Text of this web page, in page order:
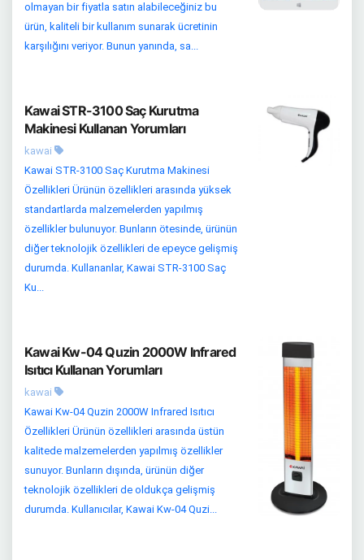
olmayan bir fiyatla satın alabileceğiniz bu
ürün, kaliteli bir kullanım sunarak ücretinin
karşılığını veriyor. Bunun yanında, sa...
Kawai STR-3100 Saç Kurutma
Makinesi Kullanan Yorumları
kawai
Kawai STR-3100 Saç Kurutma Makinesi
Özellikleri Ürünün özellikleri arasında yüksek
standartlarda malzemelerden yapılmış
özellikler bulunuyor. Bunların ötesinde, ürünün
diğer teknolojik özellikleri de epeyce gelişmiş
durumda. Kullananlar, Kawai STR-3100 Saç
Ku...
Kawai Kw-04 Quzin 2000W Infrared
Isıtıcı Kullanan Yorumları
kawai
Kawai Kw-04 Quzin 2000W Infrared Isıtıcı
Özellikleri Ürünün özellikleri arasında üstün
kalitede malzemelerden yapılmış özellikler
sunuyor. Bunların dışında, ürünün diğer
teknolojik özellikleri de oldukça gelişmiş
durumda. Kullanıcılar, Kawai Kw-04 Quzi...